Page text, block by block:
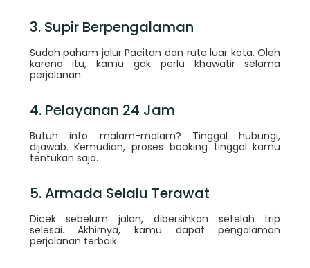
3. Supir Berpengalaman
Sudah paham jalur Pacitan dan rute luar kota. Oleh
karena itu, kamu gak perlu khawatir selama
perjalanan.
4. Pelayanan 24 Jam
Butuh info malam-malam? Tinggal hubungi,
dijawab. Kemudian, proses booking tinggal kamu
tentukan saja.
5. Armada Selalu Terawat
Dicek sebelum jalan, dibersihkan setelah trip
selesai. Akhirnya, kamu dapat pengalaman
perjalanan terbaik.